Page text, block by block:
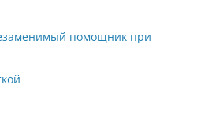
помощник при